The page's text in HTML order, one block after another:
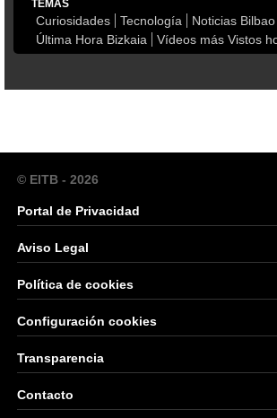
TEMAS
Curiosidades Tecnología
Noticias
Última Hora Bizkaia
Vídeos más Vistos
© EITB - 2026
Portal de Privacidad
Aviso Legal
Política de cookies
Configuración cookies
Transparencia
Contacto